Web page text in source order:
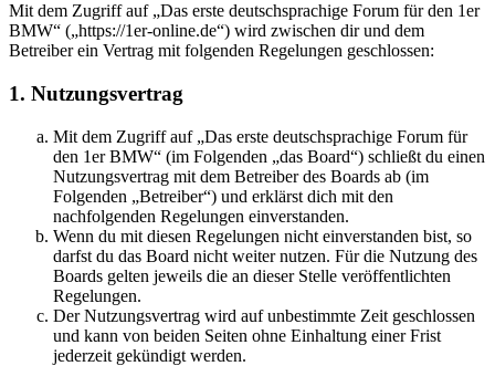
Mit dem Zugriff auf „Das erste deutschsprachige Forum für den 1er
BMW“ („https://1er-online.de“) wird zwischen dir und dem
Betreiber ein Vertrag mit folgenden Regelungen geschlossen:
1. Nutzungsvertrag
Mit dem Zugriff auf „Das erste deutschsprachige Forum für
den 1er BMW“ (im Folgenden „das Board“) schließt du einen
Nutzungsvertrag mit dem Betreiber des Boards ab (im
Folgenden „Betreiber“) und erklärst dich mit den
nachfolgenden Regelungen einverstanden.
Wenn du mit diesen Regelungen nicht einverstanden bist, so
darfst du das Board nicht weiter nutzen. Für die Nutzung des
Boards gelten jeweils die an dieser Stelle veröffentlichten
Regelungen.
Der Nutzungsvertrag wird auf unbestimmte Zeit geschlossen
und kann von beiden Seiten ohne Einhaltung einer Frist
jederzeit gekündigt werden.